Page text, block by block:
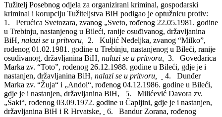
Tužitelj Posebnog odjela za organizirani kriminal, gospodarski
kriminal i korupciju Tužiteljstva BiH podigao je optužnicu protiv:
1. Perućica Svetozara, zvanog „Sveto, rođenog 22.05.1981. godine
u Trebinju, nastanjenog u Bileći, ranije osuđivanog, državljanina
BiH, nalazi se u pritvoru, 2. Kuljić Neđeljka, zvanog “Milko”,
rođenog 01.02.1981. godine u Trebinju, nastanjenog u Bileći, ranije
osuđivanog, državljanina BiH, nalazi se u pritvoru, 3. Govedarica
Marka zv. “Toto”, rođenog 26.12.1988. godine u Bileći, gdje je i
nastanjen, državljanina BiH, nalazi se u pritvoru,
4. Dunđer
Marka zv. “Žuja“ i „Andol“, rođenog 04.12.1986. godine u Bileći,
gdje je i nastanjen, državljanina BiH,
5. Milićević Davora zv.
„Šaki“, rođenog 03.09.1972. godine u Čapljini, gdje je i nastanjen,
državljanina BiH i R Hrvatske,
6. Bandur Zorana, rođenog